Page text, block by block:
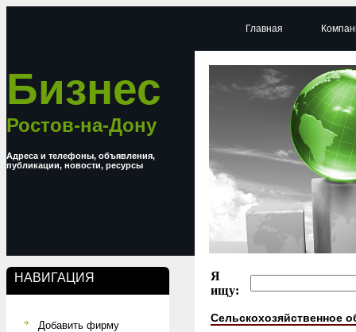
Бизнес
Ростов-на-Дону
Адреса и телефоны, объявления,
публикации, новости, ресурсы
НАВИГАЦИЯ
Добавить фирму
Главная
Я
ищу:
Сельскохозяйственное